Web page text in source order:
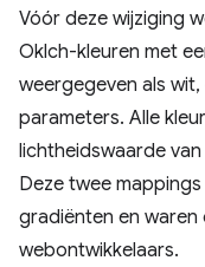
Vóór deze wijziging
Oklch-kleuren met
weergegeven als
parameters. Alle
lichtheidswaarde
Deze twee
gradiënten en
webontwikkelaars.